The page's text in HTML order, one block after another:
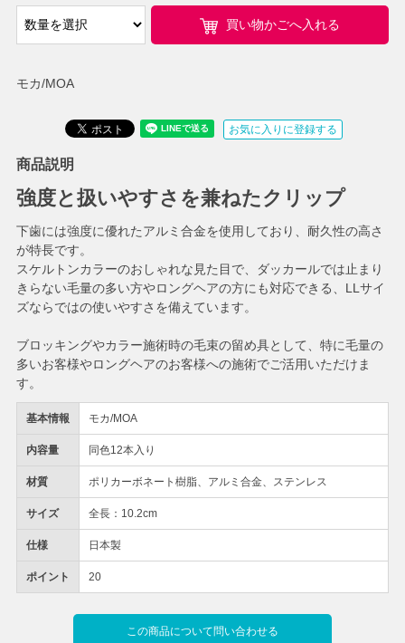
モカ/MOA
基本情報 モカ/MOA
内容量 同色12本入り
材質 ポリカーボネート樹脂、アルミ合金、ステンレス
サイズ 全長：10.2cm
仕様 日本製
ポイント 20
買い物かごへ入れる
お気に入りに登録する
この商品について問い合わせる
商品説明
強度と扱いやすさを兼ねたクリップ
下歯には強度に優れたアルミ合金を使用しており、耐久性の高さ
が特長です。
スケルトンカラーのおしゃれな見た目で、ダッカールでは止まり
きらない毛量の多い方やロングヘアの方にも対応できる、LLサイ
ズならではの使いやすさを備えています。
ブロッキングやカラー施術時の毛束の留め具として、特に毛量の
多いお客様やロングヘアのお客様への施術でご活用いただけま
す。